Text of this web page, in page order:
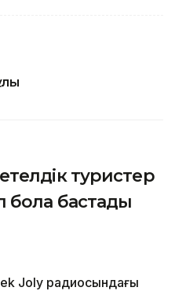
туристер
бола бастады
Joly радиосындағы